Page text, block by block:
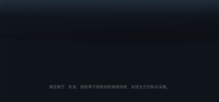
满足客厅、卧室、厨房等不同房间的装修风格，实现全方位制冷采暖。